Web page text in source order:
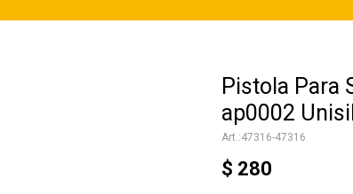
Pistola Para
ap0002 Unisil
47316-47316
$ 280